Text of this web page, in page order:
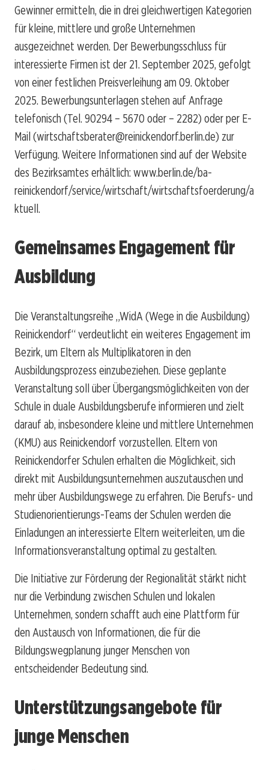
Gewinner ermitteln, die in drei gleichwertigen Kategorien
für kleine, mittlere und große Unternehmen
ausgezeichnet werden. Der Bewerbungsschluss für
interessierte Firmen ist der 21. September 2025, gefolgt
von einer festlichen Preisverleihung am 09. Oktober
2025. Bewerbungsunterlagen stehen auf Anfrage
telefonisch (Tel. 90294 – 5670 oder – 2282) oder per E-
Mail (wirtschaftsberater@reinickendorf.berlin.de) zur
Verfügung. Weitere Informationen sind auf der Website
des Bezirksamtes erhältlich: www.berlin.de/ba-
reinickendorf/service/wirtschaft/wirtschaftsfoerderung/a
ktuell.
Gemeinsames Engagement für
Ausbildung
Die Veranstaltungsreihe „WidA (Wege in die Ausbildung)
Reinickendorf“ verdeutlicht ein weiteres Engagement im
Bezirk, um Eltern als Multiplikatoren in den
Ausbildungsprozess einzubeziehen. Diese geplante
Veranstaltung soll über Übergangsmöglichkeiten von der
Schule in duale Ausbildungsberufe informieren und zielt
darauf ab, insbesondere kleine und mittlere Unternehmen
(KMU) aus Reinickendorf vorzustellen. Eltern von
Reinickendorfer Schulen erhalten die Möglichkeit, sich
direkt mit Ausbildungsunternehmen auszutauschen und
mehr über Ausbildungswege zu erfahren. Die Berufs- und
Studienorientierungs-Teams der Schulen werden die
Einladungen an interessierte Eltern weiterleiten, um die
Informationsveranstaltung optimal zu gestalten.
Die Initiative zur Förderung der Regionalität stärkt nicht
nur die Verbindung zwischen Schulen und lokalen
Unternehmen, sondern schafft auch eine Plattform für
den Austausch von Informationen, die für die
Bildungswegplanung junger Menschen von
entscheidender Bedeutung sind.
Unterstützungsangebote für
junge Menschen